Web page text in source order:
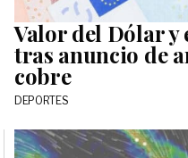
Valor del Dólar y
tras anuncio de
cobre
DEPORTES